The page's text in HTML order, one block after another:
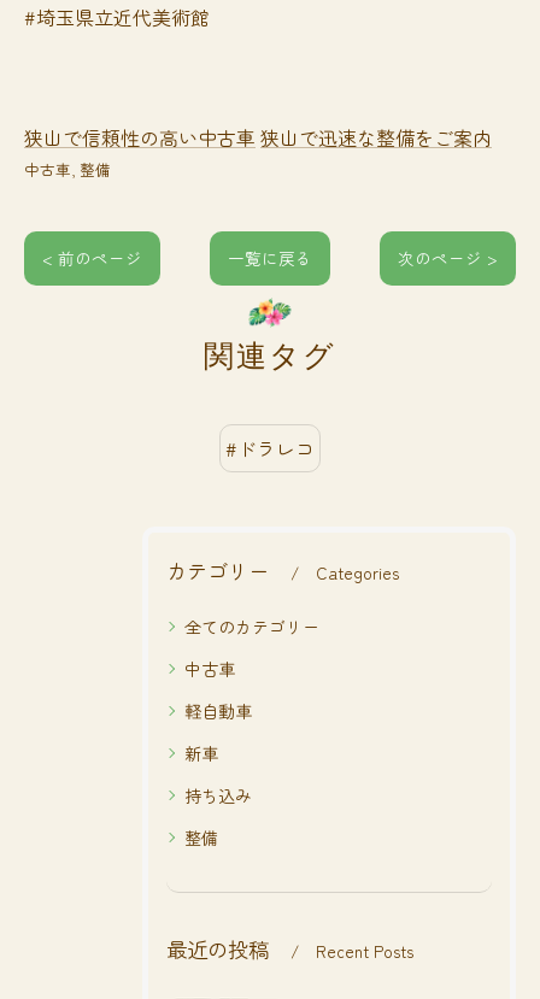
#埼玉県立近代美術館
狭山で信頼性の高い中古車 狭山で迅速な整備をご案内
中古車 整備
< 前のページ 一覧に戻る 次のページ >
関連タグ
#ドラレコ
カテゴリー Categories
全てのカテゴリー
中古車
軽自動車
新車
持ち込み
整備
最近の投稿 Recent Posts